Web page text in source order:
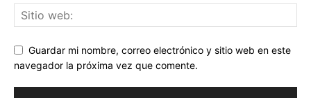
Guardar mi nombre, correo electrónico y sitio web en este
navegador la próxima vez que comente.